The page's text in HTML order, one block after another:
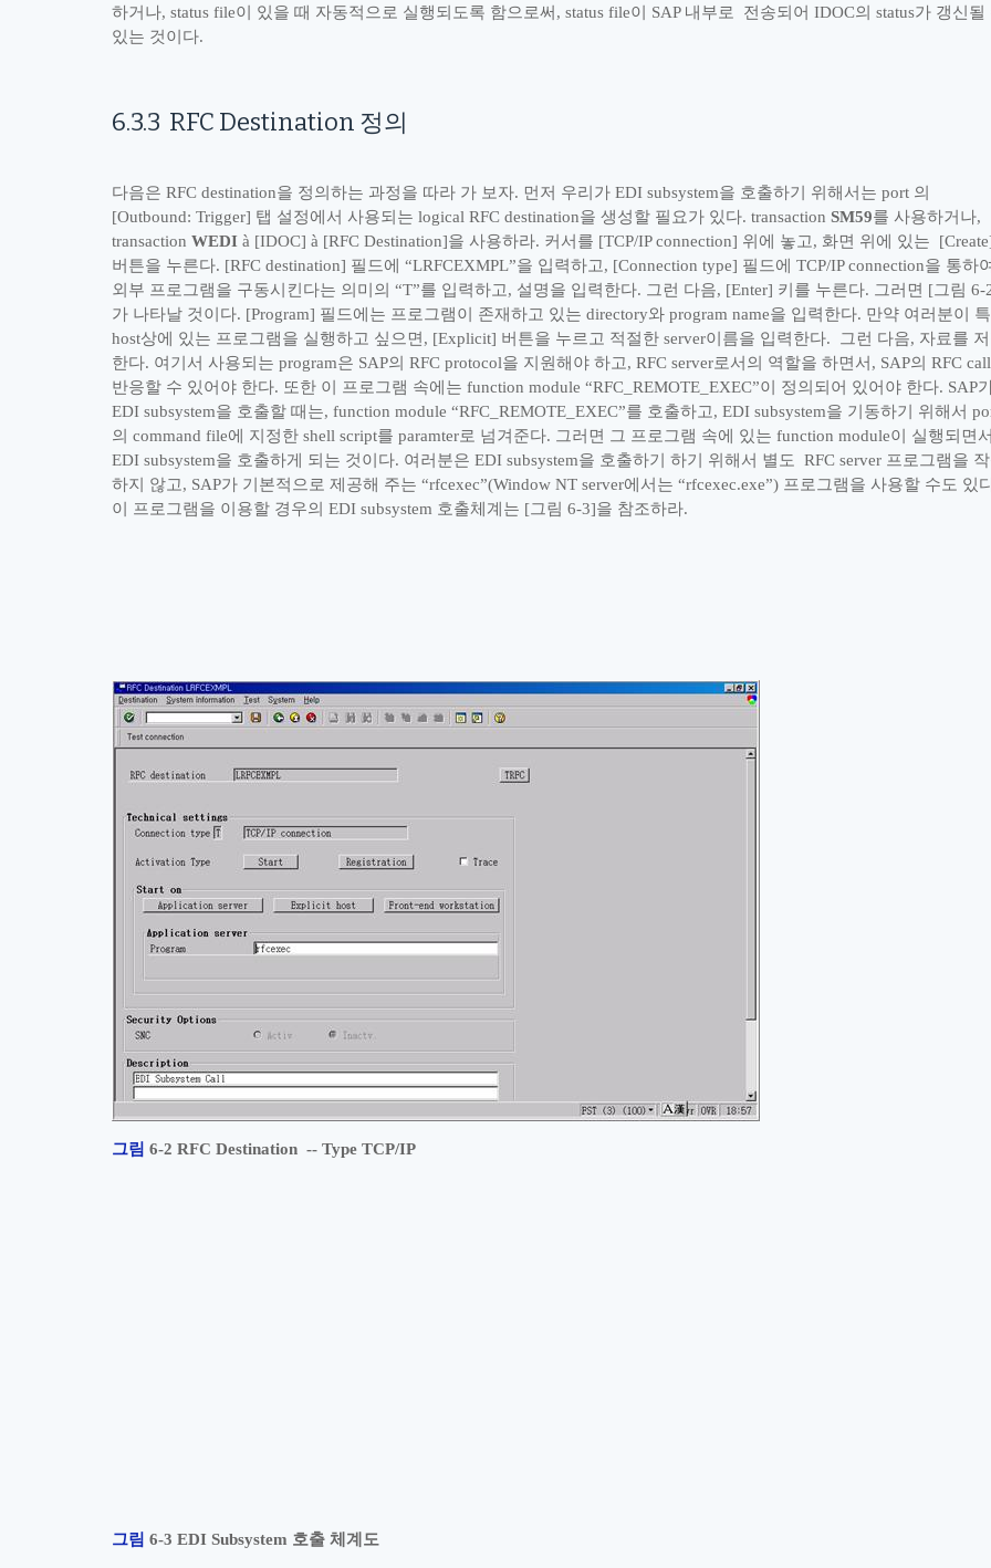
하거나, status file이 있을 때 자동적으로 실행되도록 함으로써 , status file이 SAP 내부로 전송되어 IDOC의 status가 갱신될
있는 것이다.
6.3.3 RFC Destination 정의
다음은 RFC destination을 정의하는 과정을 따라 가 보자. 먼저 우리가 EDI subsystem을 호출하기 위해서는 port 의
[Outbound: Trigger] 탭 설정에서 사용되는 logical RFC destination을 생성할 필요가 있다. transaction SM59를 사용하거나,
transaction WEDI à [IDOC] à [RFC Destination]을 사용하라. 커서를 [TCP/IP connection] 위에 놓고, 화면 위에 있는
버튼을 누른다. [RFC destination] 필드에 “LRFCEXMPL”을 입력하고, [Connection type] 필드에 TCP/IP connection을 통하여
외부 프로그램을 구동시킨다는 의미의 “T”를 입력하고, 설명을 입력한다. 그런 다음, [Enter] 키를 누른다. 그러면 [그림 6-
가 나타날 것이다. [Program] 필드에는 프로그램이 존재하고 있는 directory와 program name을 입력한다. 만약 여러분이
host상에 있는 프로그램을 실행하고 싶으면 , [Explicit] 버튼을 누르고 적절한 server이름을 입력한다. 그런 다음, 자료를
한다. 여기서 사용되는 program은 SAP의 RFC protocol을 지원해야 하고, RFC server로서의 역할을 하면서 , SAP의 RFC call
반응할 수 있어야 한다. 또한 이 프로그램 속에는 function module “RFC_REMOTE_EXEC”이 정의되어 있어야 한다. SAP
EDI subsystem을 호출할 때는, function module “RFC_REMOTE_EXEC”를 호출하고, EDI subsystem을 기동하기 위해서
의 command file에 지정한 shell script를 paramter로 넘겨준다. 그러면 그 프로그램 속에 있는 function module이 실행되면서
EDI subsystem을 호출하게 되는 것이다. 여러분은 EDI subsystem을 호출하기 하기 위해서 별도 RFC server 프로그램을
하지 않고, SAP가 기본적으로 제공해 주는 “rfcexec”(Window NT server에서는 “rfcexec.exe”) 프로그램을 사용할 수도 있
이 프로그램을 이용할 경우의 EDI subsystem 호출체계는 [그림 6-3]을 참조하라.
그림 6‑2 RFC Destination -- Type TCP/IP
그림 6‑3 EDI Subsystem 호출 체계도